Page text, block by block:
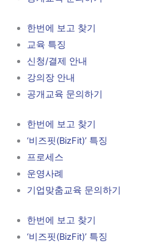
한번에 보고 찾기
교육 특징
신청/결제 안내
강의장 안내
공개교육 문의하기
한번에 보고 찾기
‘비즈핏(BizFit)’ 특징
프로세스
운영사례
기업맞춤교육 문의하기
한번에 보고 찾기
‘비즈핏(BizFit)’ 특징